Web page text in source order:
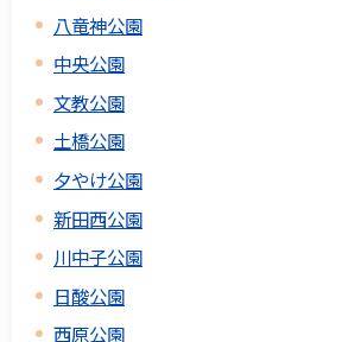
八竜神公園
中央公園
文教公園
土橋公園
夕やけ公園
新田西公園
川中子公園
日酸公園
西原公園